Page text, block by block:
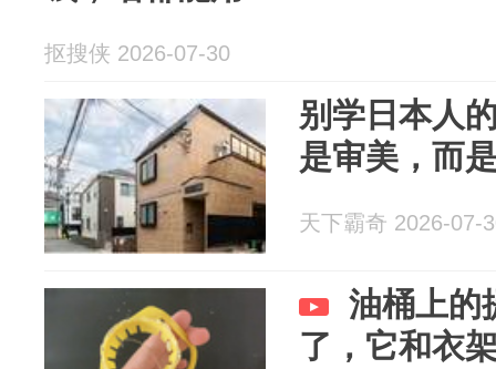
抠搜侠 2026-07-30
别学日本人
是审美，而
天下霸奇 2026-07-
油桶上的
了，它和衣